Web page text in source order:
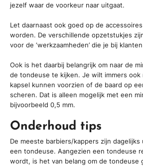
jezelf waar de voorkeur naar uitgaat.
Let daarnaast ook goed op de
worden. De verschillende opzetstukjes
voor de ‘werkzaamheden’ die je bij
Ook is het daarbij belangrijk om naar de
de tondeuse te kijken. Je wilt immers ook
kapsel kunnen voorzien of de baard op
scheren. Dat is alleen mogelijk met een
bijvoorbeeld 0,5 mm.
Onderhoud tips
De meeste barbiers/kappers zijn dagelijks
een tondeuse. Aangezien een tondeuse
wordt, is het van belang om de tondeuse